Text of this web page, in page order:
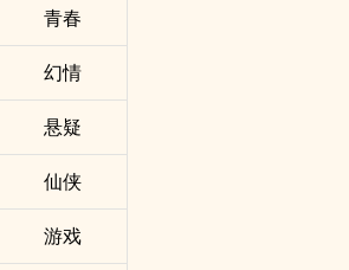
青春
幻情
悬疑
仙侠
游戏